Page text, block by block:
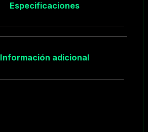
Especificaciones
Información adicional